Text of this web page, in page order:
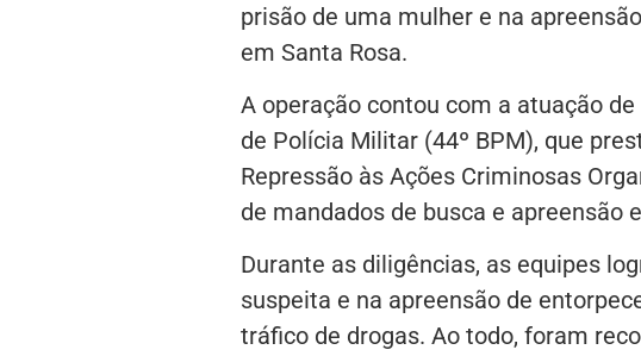
prisão de uma mulher e na
em Santa Rosa.
A operação contou com a atuação
de Polícia Militar (44º BPM), que
Repressão às Ações Criminosas
de mandados de busca e
Durante as diligências, as equipes
suspeita e na apreensão de
tráfico de drogas. Ao todo, foram